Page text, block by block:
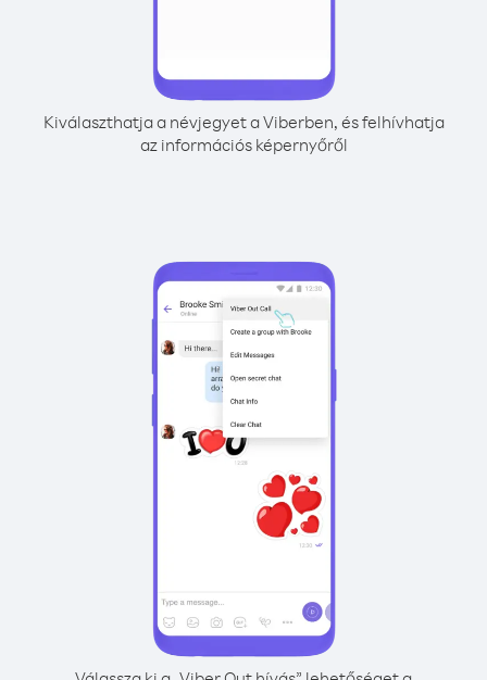
Kiválaszthatja a névjegyet a Viberben, és felhívhatja
az információs képernyőről